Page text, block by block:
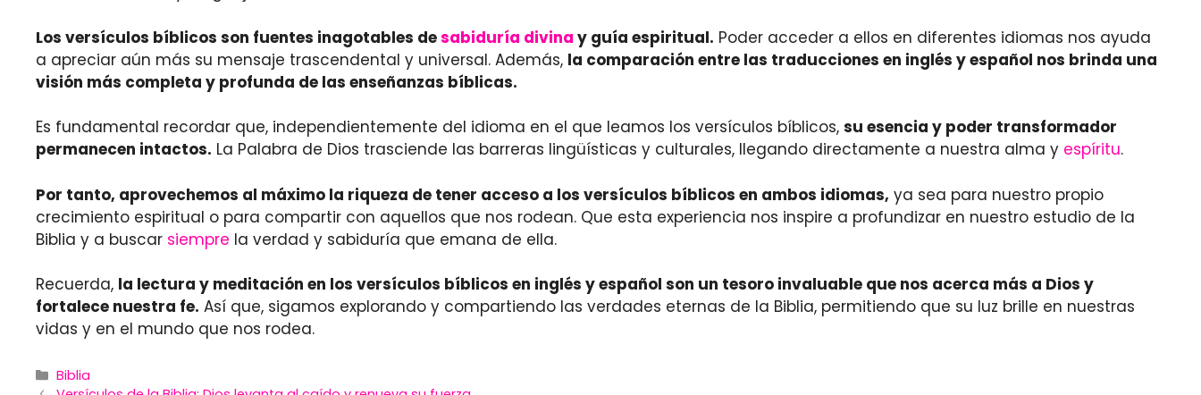
Los versículos bíblicos son fuentes inagotables desabiduría divina y guía espiritual. Poder acceder a ellos en diferentes idiomas nos ayuda
a apreciar aún más su mensaje trascendental y universal. Además, la comparación entre las traducciones en inglés y español nos brinda una
visión más completa y profunda de las enseñanzas bíblicas.
Es fundamental recordar que, independientemente del idioma en el que leamos los versículos bíblicos, su esencia y poder transformador
permanecen intactos. La Palabra de Dios trasciende las barreras lingüísticas y culturales, llegando directamente a nuestra alma y espíritu.
Por tanto, aprovechemos al máximo la riqueza de tener acceso a los versículos bíblicos en ambos idiomas, ya sea para nuestro propio
crecimiento espiritual o para compartir con aquellos que nos rodean. Que esta experiencia nos inspire a profundizar en nuestro estudio de la
Biblia y a buscar siempre la verdad y sabiduría que emana de ella.
Recuerda, la lectura y meditación en los versículos bíblicos en inglés y español son un tesoro invaluable que nos acerca más a Dios y
fortalece nuestra fe. Así que, sigamos explorando y compartiendo las verdades eternas de la Biblia, permitiendo que su luz brille en nuestras
vidas y en el mundo que nos rodea.
Categories
Biblia